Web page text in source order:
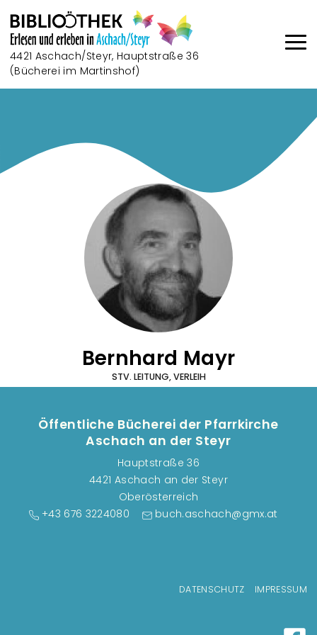
Direkt zum Inhalt
4421 Aschach/Steyr, Hauptstraße 36
(Bücherei im Martinshof)
Bernhard Mayr
STV. LEITUNG, VERLEIH
Öffentliche Bücherei der Pfarrkirche
Aschach an der Steyr
Hauptstraße 36
4421 Aschach an der Steyr
Oberösterreich
+43 676 3224080
buch.aschach@gmx.at
DATENSCHUTZ IMPRESSUM